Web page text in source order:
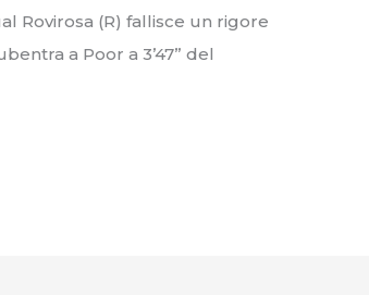
Rovirosa (R) fallisce un rigore
a Poor a 3’47” del